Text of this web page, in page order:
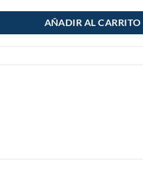
AÑADIR AL CARRITO